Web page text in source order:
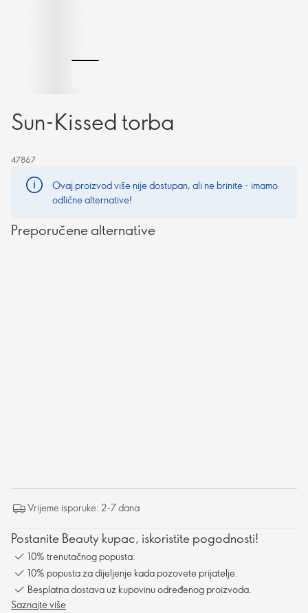
Sun-Kissed torba
47867
Ovaj proizvod više nije dostupan, ali ne brinite - imamo
odlične alternative!
Preporučene alternative
Vrijeme isporuke: 2-7 dana
Postanite Beauty kupac, iskoristite pogodnosti!
10% trenutačnog popusta.
10% popusta za dijeljenje kada pozovete prijatelje.
Besplatna dostava uz kupovinu određenog proizvoda.
Saznajte više